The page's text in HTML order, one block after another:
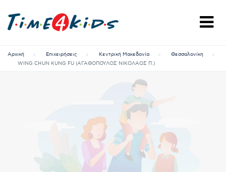
Αρχική Επιχειρήσεις Κεντρική Μακεδονία
Θεσσαλονίκη
WING CHUN KUNG FU (ΑΓΑΘΟΠΟΥΛΟΣ ΝΙΚΟΛΑΟΣ Π.)